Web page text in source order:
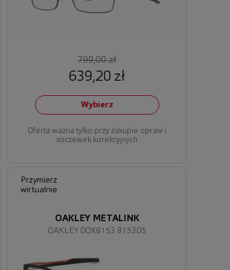
799,00 zł
639,20 zł
Wybierz
Oferta ważna tylko przy zakupie opraw i
soczewek korekcyjnych
Przymierz
wirtualnie
OAKLEY 0OX8153 815305
OAKLEY METALINK